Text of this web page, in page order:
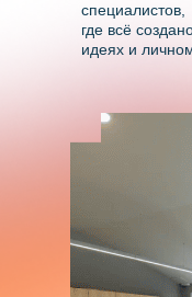
специалистов,
где всё
идеях и
«Университет
Политика
Информационная